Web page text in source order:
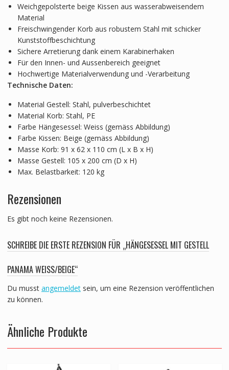
Weichgepolsterte beige Kissen aus wasserabweisendem
Material
Freischwingender Korb aus robustem Stahl mit schicker
Kunststoffbeschichtung
Sichere Arretierung dank einem Karabinerhaken
Für den Innen- und Aussenbereich geeignet
Hochwertige Materialverwendung und -Verarbeitung
Technische Daten:
Material Gestell: Stahl, pulverbeschichtet
Material Korb: Stahl, PE
Farbe Hängesessel: Weiss (gemäss Abbildung)
Farbe Kissen: Beige (gemäss Abbildung)
Masse Korb: 91 x 62 x 110 cm (L x B x H)
Masse Gestell: 105 x 200 cm (D x H)
Max. Belastbarkeit: 120 kg
Rezensionen
Es gibt noch keine Rezensionen.
SCHREIBE DIE ERSTE REZENSION FÜR „HÄNGESESSEL MIT GESTELL
PANAMA WEISS/BEIGE“
Du musst angemeldetsein, um eine Rezension veröffentlichen
zu können.
Ähnliche Produkte